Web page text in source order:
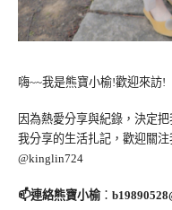
嗨~~我是熊寶小榆!歡迎來訪!
因為熱愛分享與紀錄，決定
我分享的生活扎記，歡迎關
@kinglin724
📫連絡熊寶小榆：